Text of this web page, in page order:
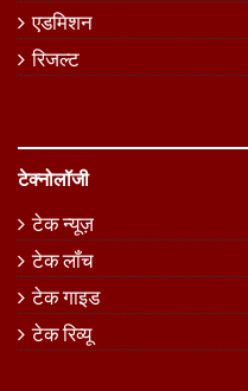
एडमिशन
रिजल्ट
टेक्नोलॉजी
टेक न्यूज़
टेक लॉंच
टेक गाइड
टेक रिव्यू